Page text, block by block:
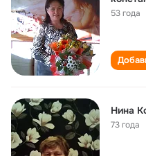
53 года
Нина
73 года